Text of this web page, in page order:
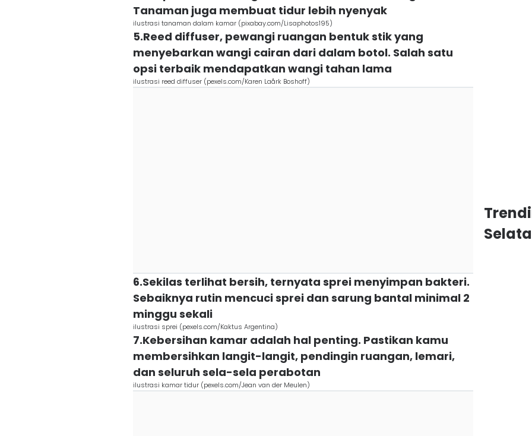
Tanaman juga membuat tidur lebih nyenyak
ilustrasi tanaman dalam kamar (pixabay.com/Lisaphotos195)
5.Reed diffuser, pewangi ruangan bentuk stik yang
menyebarkan wangi cairan dari dalam botol. Salah satu
opsi terbaik mendapatkan wangi tahan lama
ilustrasi reed diffuser (pexels.com/Karen Laårk Boshoff)
6.Sekilas terlihat bersih, ternyata sprei menyimpan bakteri.
Sebaiknya rutin mencuci sprei dan sarung bantal minimal 2
minggu sekali
ilustrasi sprei (pexels.com/Kaktus Argentina)
7.Kebersihan kamar adalah hal penting. Pastikan kamu
membersihkan langit-langit, pendingin ruangan, lemari,
dan seluruh sela-sela perabotan
ilustrasi kamar tidur (pexels.com/Jean van der Meulen)